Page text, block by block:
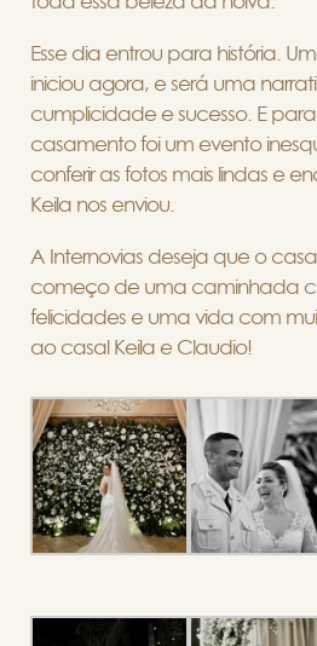
Esse dia entrou para história.
iniciou agora, e será uma
cumplicidade e sucesso. E
casamento foi um evento
conferir as fotos mais lindas e
Keila nos enviou.
A Internovias deseja que o
começo de uma caminhada
felicidades e uma vida com
ao casal Keila e Claudio!